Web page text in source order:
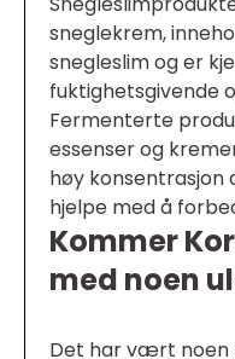
sneglekrem,
snegleslim og er
fuktighetsgivende
Fermenterte
essenser og
høy
hjelpe med å
Kommer
med noen
Det har vært noen